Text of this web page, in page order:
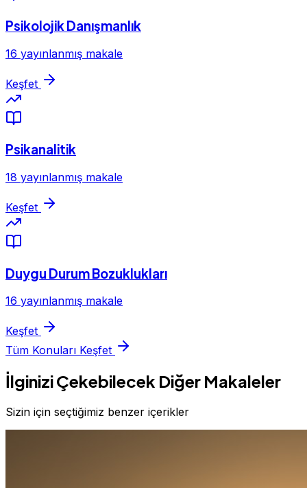
Psikolojik Danışmanlık
16 yayınlanmış makale
Keşfet
Psikanalitik
18 yayınlanmış makale
Keşfet
Duygu Durum Bozuklukları
16 yayınlanmış makale
Keşfet
Tüm Konuları Keşfet
İlginizi Çekebilecek Diğer Makaleler
Sizin için seçtiğimiz benzer içerikler